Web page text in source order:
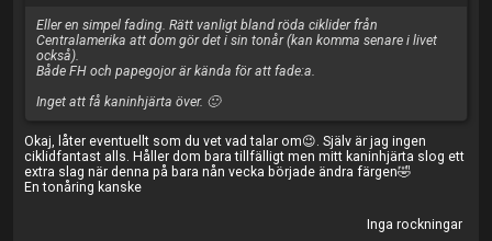
Eller en simpel fading. Rätt vanligt bland röda ciklider från
Centralamerika att dom gör det i sin tonår (kan komma senare i livet
också).
Både FH och papegojor är kända för att fade:a.
Inget att få kaninhjärta över. 🙂
Okaj, låter eventuellt som du vet vad talar om😉. Själv är jag ingen
ciklidfantast alls. Håller dom bara tillfälligt men mitt kaninhjärta slog ett
extra slag när denna på bara nån vecka började ändra färgen🤣
En tonåring kanske
Inga rockningar